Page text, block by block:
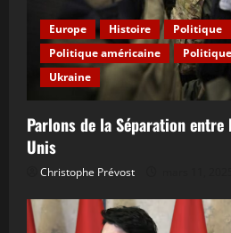
Europe Histoire
Politique
Politique américaine
Ukraine
Parlons de la Séparation entre
Unis
Christophe Prévost